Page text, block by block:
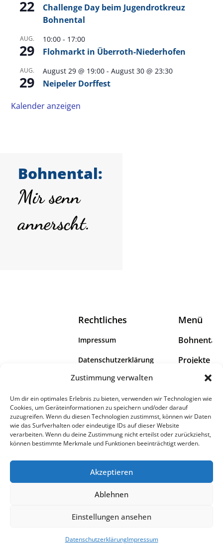
Zustimmung verwalten
Um dir ein optimales Erlebnis zu bieten, verwenden wir Technologien wie
Cookies, um Geräteinformationen zu speichern und/oder darauf
zuzugreifen. Wenn du diesen Technologien zustimmst, können wir Daten
wie das Surfverhalten oder eindeutige IDs auf dieser Website
verarbeiten. Wenn du deine Zustimmung nicht erteilst oder zurückziehst,
können bestimmte Merkmale und Funktionen beeinträchtigt werden.
Akzeptieren
Ablehnen
Einstellungen ansehen
DatenschutzerklärungImpressum
22
Challenge Day beim Jugendrotkreuz
Bohnental
AUG.
29
10:00 - 17:00
Flohmarkt in Überroth-Niederhofen
AUG.
29
August 29 @ 19:00 -August 30 @ 23:30
Neipeler Dorffest
Kalender anzeigen
Bohnental:
Mir senn
annerscht.
umfasst die Dörfer
Scheuern,
Überroth-
Niederhofen,
Lindscheid, Neipel
und Dorf im
Menü
Bohnental
Projekte
Info
Rechtliches
Impressum
Datenschutzerklärung
Erklärung zur Barrierefreiheit
© 2026 All Rights Reserved.